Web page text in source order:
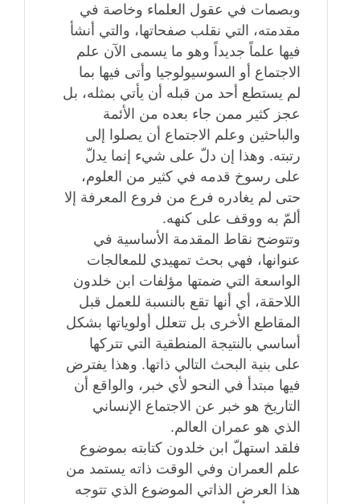
وبصمات في عقول العلماء وخاصة في
مقدمته، التي نقلب صفحاتها، والتي أنشأ
فيها علماً جديداً وهو ما يسمى الآن علم
الاجتماع أو السوسيولوجيا وأتى فيها بما
لم يستطع أحد من قبله أن يأتي بمثله، بل
عجز كثير ممن جاء بعده من الأئمة
والباحثين وعلم الاجتماع أن يصلوا إلى
رتبته. وهذا إن دلّ على شيء إنما يدلّ
على رسوخ قدمه في كثير من العلوم،
حتى لم يغادره فرع من فروع المعرفة إلا
ألمّ به ووقف على كنهه.
وتتوضح نقاط المقدمة الأساسية في
عنوانها، فهي بحث تمهيدي للمعالجات
الواسعة التي ضمتها مؤلفات ابن خلدون
اللاحقة، أي أنها تقع بالنسبة للعمل قبل
المقاطع الأخرى بل تتعلل أولوياتها بشكل
أساسي بالنتيجة المنطقية التي تتركها
على بنية البحث التالي ذاتها. وهذا يفترض
فيها مبتدأ في النحو لأي خبر، والواقع أن
التاريخ هو خبر عن الاجتماع الإنساني
الذي هو عمران العالم.
فلقد استهلّ ابن خلدون كتابته بموضوع
علم العمران وفي الوقت ذاته يستمد من
هذا العرض الذاتي الموضوع الذي تتوجه